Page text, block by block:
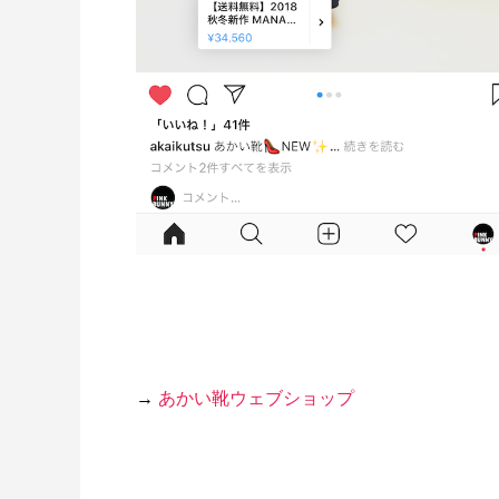
角２封筒制作事例 山本会計事務所
2021.04.07
→ あかい靴ウェブショップ
WEB制作事例 3/